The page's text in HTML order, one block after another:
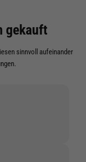
gekauft
sinnvoll aufeinander